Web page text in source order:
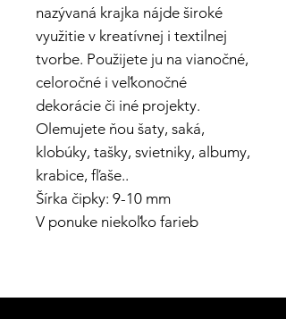
nazývaná krajka nájde široké
využitie v kreatívnej i textilnej
tvorbe. Použijete ju na vianočné,
celoročné i veľkonočné
dekorácie či iné projekty.
Olemujete ňou šaty, saká,
klobúky, tašky, svietniky, albumy,
krabice, fľaše..
Šírka čipky: 9-10 mm
V ponuke niekoľko farieb